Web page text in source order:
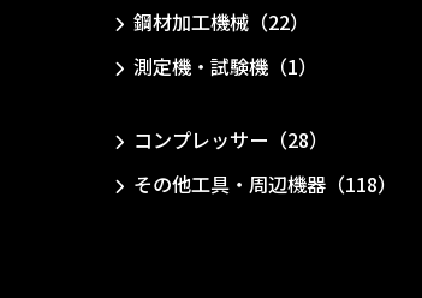
鋼材加工機械（22）
測定機・試験機（1）
コンプレッサー（28）
その他工具・周辺機器（118）